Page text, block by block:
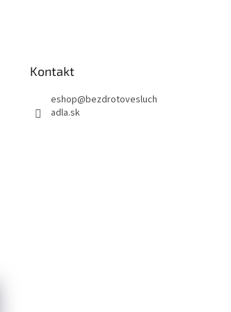
Kontakt
eshop@bezdrotovesluch
adla.sk